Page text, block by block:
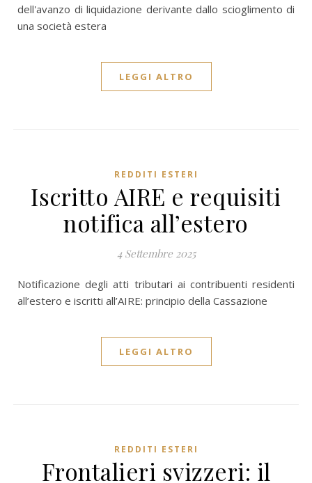
dell'avanzo di liquidazione derivante dallo scioglimento di
una società estera
LEGGI ALTRO
REDDITI ESTERI
Iscritto AIRE e requisiti
notifica all’estero
4 Settembre 2025
Notificazione degli atti tributari ai contribuenti residenti
all’estero e iscritti all’AIRE: principio della Cassazione
LEGGI ALTRO
REDDITI ESTERI
Frontalieri svizzeri: il